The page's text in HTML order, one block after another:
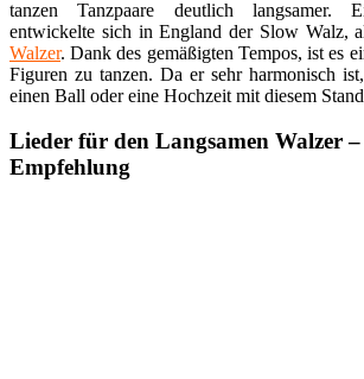
tanzen Tanzpaare deutlich langsamer.
entwickelte sich in England der Slow Walz,
Walzer. Dank des gemäßigten Tempos, ist es
Figuren zu tanzen. Da er sehr harmonisch
einen Ball oder eine Hochzeit mit diesem
Lieder für den Langsamen Walzer
Empfehlung